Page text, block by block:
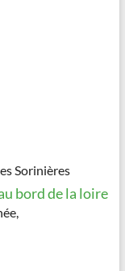
Sorinières
bord de la loire